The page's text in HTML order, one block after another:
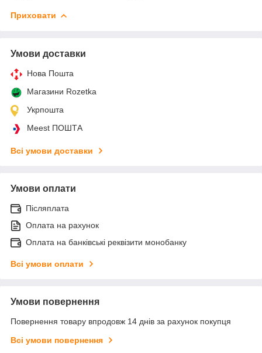
Приховати
Умови доставки
Нова Пошта
Магазини Rozetka
Укрпошта
Meest ПОШТА
Всі умови доставки
Умови оплати
Післяплата
Оплата на рахунок
Оплата на банківські реквізити монобанку
Всі умови оплати
Умови повернення
Повернення товару впродовж 14 днів за рахунок покупця
Всі умови повернення